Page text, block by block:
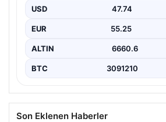
gerçekleşen toplu cinsel saldırı ve bu
USD 47.74
EUR 55.25
ALTIN 6660.6
BTC 3091210
Son Eklenen Haberler